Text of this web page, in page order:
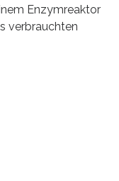
Enzymreaktor
verbrauchten